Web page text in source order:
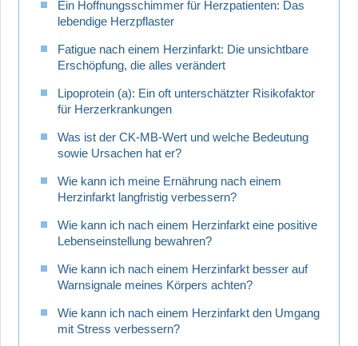
Ein Hoffnungsschimmer für Herzpatienten: Das
lebendige Herzpflaster
Fatigue nach einem Herzinfarkt: Die unsichtbare
Erschöpfung, die alles verändert
Lipoprotein (a): Ein oft unterschätzter Risikofaktor
für Herzerkrankungen
Was ist der CK-MB-Wert und welche Bedeutung
sowie Ursachen hat er?
Wie kann ich meine Ernährung nach einem
Herzinfarkt langfristig verbessern?
Wie kann ich nach einem Herzinfarkt eine positive
Lebenseinstellung bewahren?
Wie kann ich nach einem Herzinfarkt besser auf
Warnsignale meines Körpers achten?
Wie kann ich nach einem Herzinfarkt den Umgang
mit Stress verbessern?